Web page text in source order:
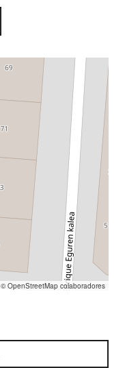
, © OpenStreetMap colaboradores